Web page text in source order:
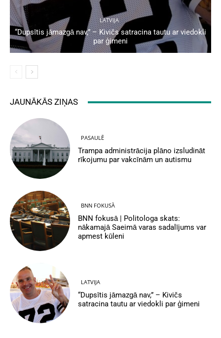
LATVIJA
“Dupsītis jāmazgā nav,” – Kivičs satracina tautu ar viedokli
par ģimeni
JAUNĀKĀS ZIŅAS
PASAULĒ
Trampa administrācija plāno izsludināt
rīkojumu par vakcīnām un autismu
BNN FOKUSĀ
BNN fokusā | Politologa skats:
nākamajā Saeimā varas sadalījums var
apmest kūleni
LATVIJA
“Dupsītis jāmazgā nav,” – Kivičs
satracina tautu ar viedokli par ģimeni